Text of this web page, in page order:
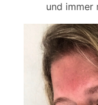
und immer